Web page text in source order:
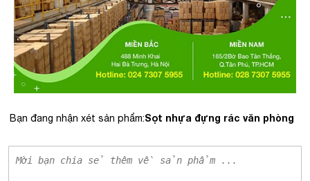
Bạn đang nhận xét sản phẩm:Sọt nhựa đựng rác văn phòng